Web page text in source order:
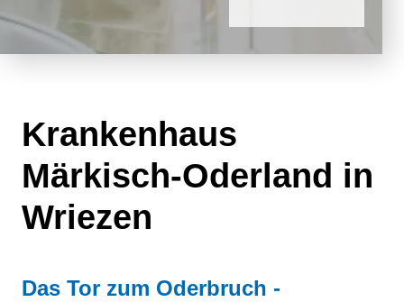
Krankenhaus
Märkisch-Oderland in
Wriezen
Das Tor zum Oderbruch -